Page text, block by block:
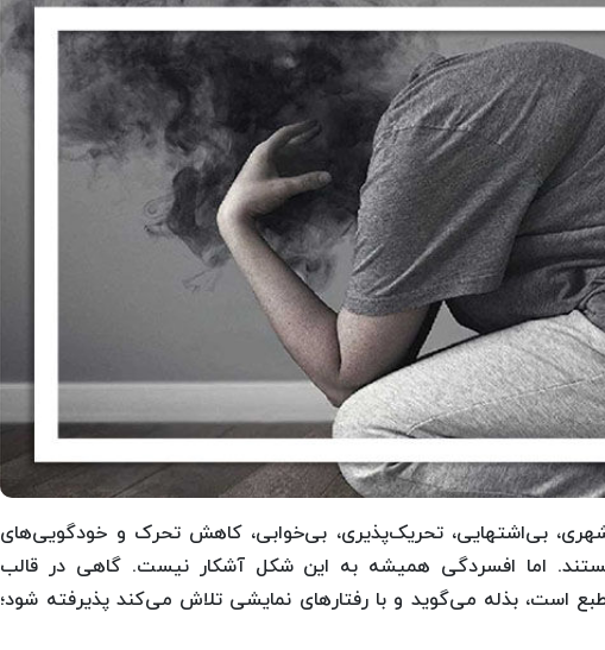
بی‌اشتهایی، تحریک‌پذیری، بی‌خوابی، کاهش تحرک و خودگویی‌های
اما افسردگی همیشه به این شکل آشکار نیست. گاهی در قالب
است، بذله می‌گوید و با رفتارهای نمایشی تلاش می‌کند پذیرفته شود؛